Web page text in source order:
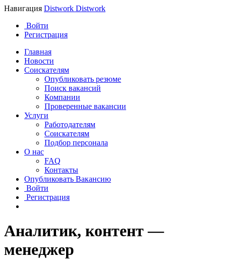
Навигация Distwork Distwork
Войти
Регистрация
Главная
Новости
Соискателям
Опубликовать резюме
Поиск вакансий
Компании
Проверенные вакансии
Услуги
Работодателям
Соискателям
Подбор персонала
О нас
FAQ
Контакты
Опубликовать Вакансию
Войти
Регистрация
Аналитик, контент —
менеджер